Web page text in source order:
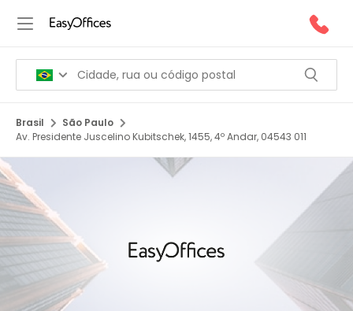
Brasil
São Paulo
Av. Presidente Juscelino Kubitschek, 1455, 4º Andar, 04543 011